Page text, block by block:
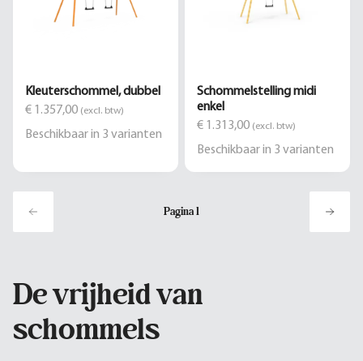
Kleuterschommel, dubbel
€ 1.357,00 (excl. btw)
Beschikbaar in 3 varianten
Schommelstelling midi
enkel
€ 1.313,00 (excl. btw)
Beschikbaar in 3 varianten
Pagina1
De vrijheid van
schommels